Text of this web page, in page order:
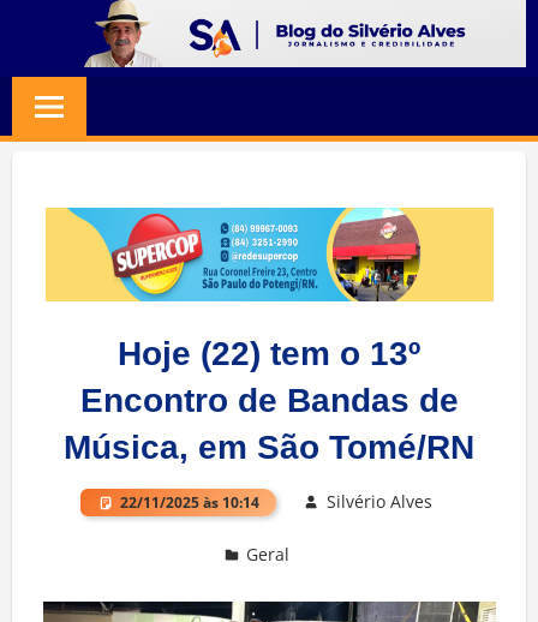
content
SILVERIO
ALVES
Jornalismo
Credibilidade
Hoje (22) tem o 13º
Encontro de Bandas de
Música, em São Tomé/RN
22/11/2025 às 10:14 Silvério Alves
Geral